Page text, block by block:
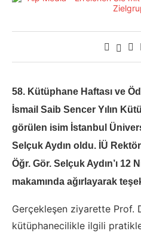
58. Kütüphane Haftası ve
İsmail Saib Sencer Yılın
görülen isim İstanbul
Selçuk Aydın oldu. İÜ
Öğr. Gör. Selçuk Aydın’ı 12
makamında ağırlayarak
Gerçekleşen ziyarette Prof.
kütüphanecilikle ilgili